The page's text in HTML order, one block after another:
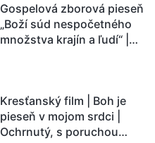
Ľudstvu sa začína
odpočítavať čas. Našli ste
spôsob, ako prežiť?
Gospelová zborová pieseň
„Boží súd nespočetného
množstva krajín a ľudí“ |
Kresťanský film | Boh je
pieseň v mojom srdci |
Ochrnutý, s poruchou